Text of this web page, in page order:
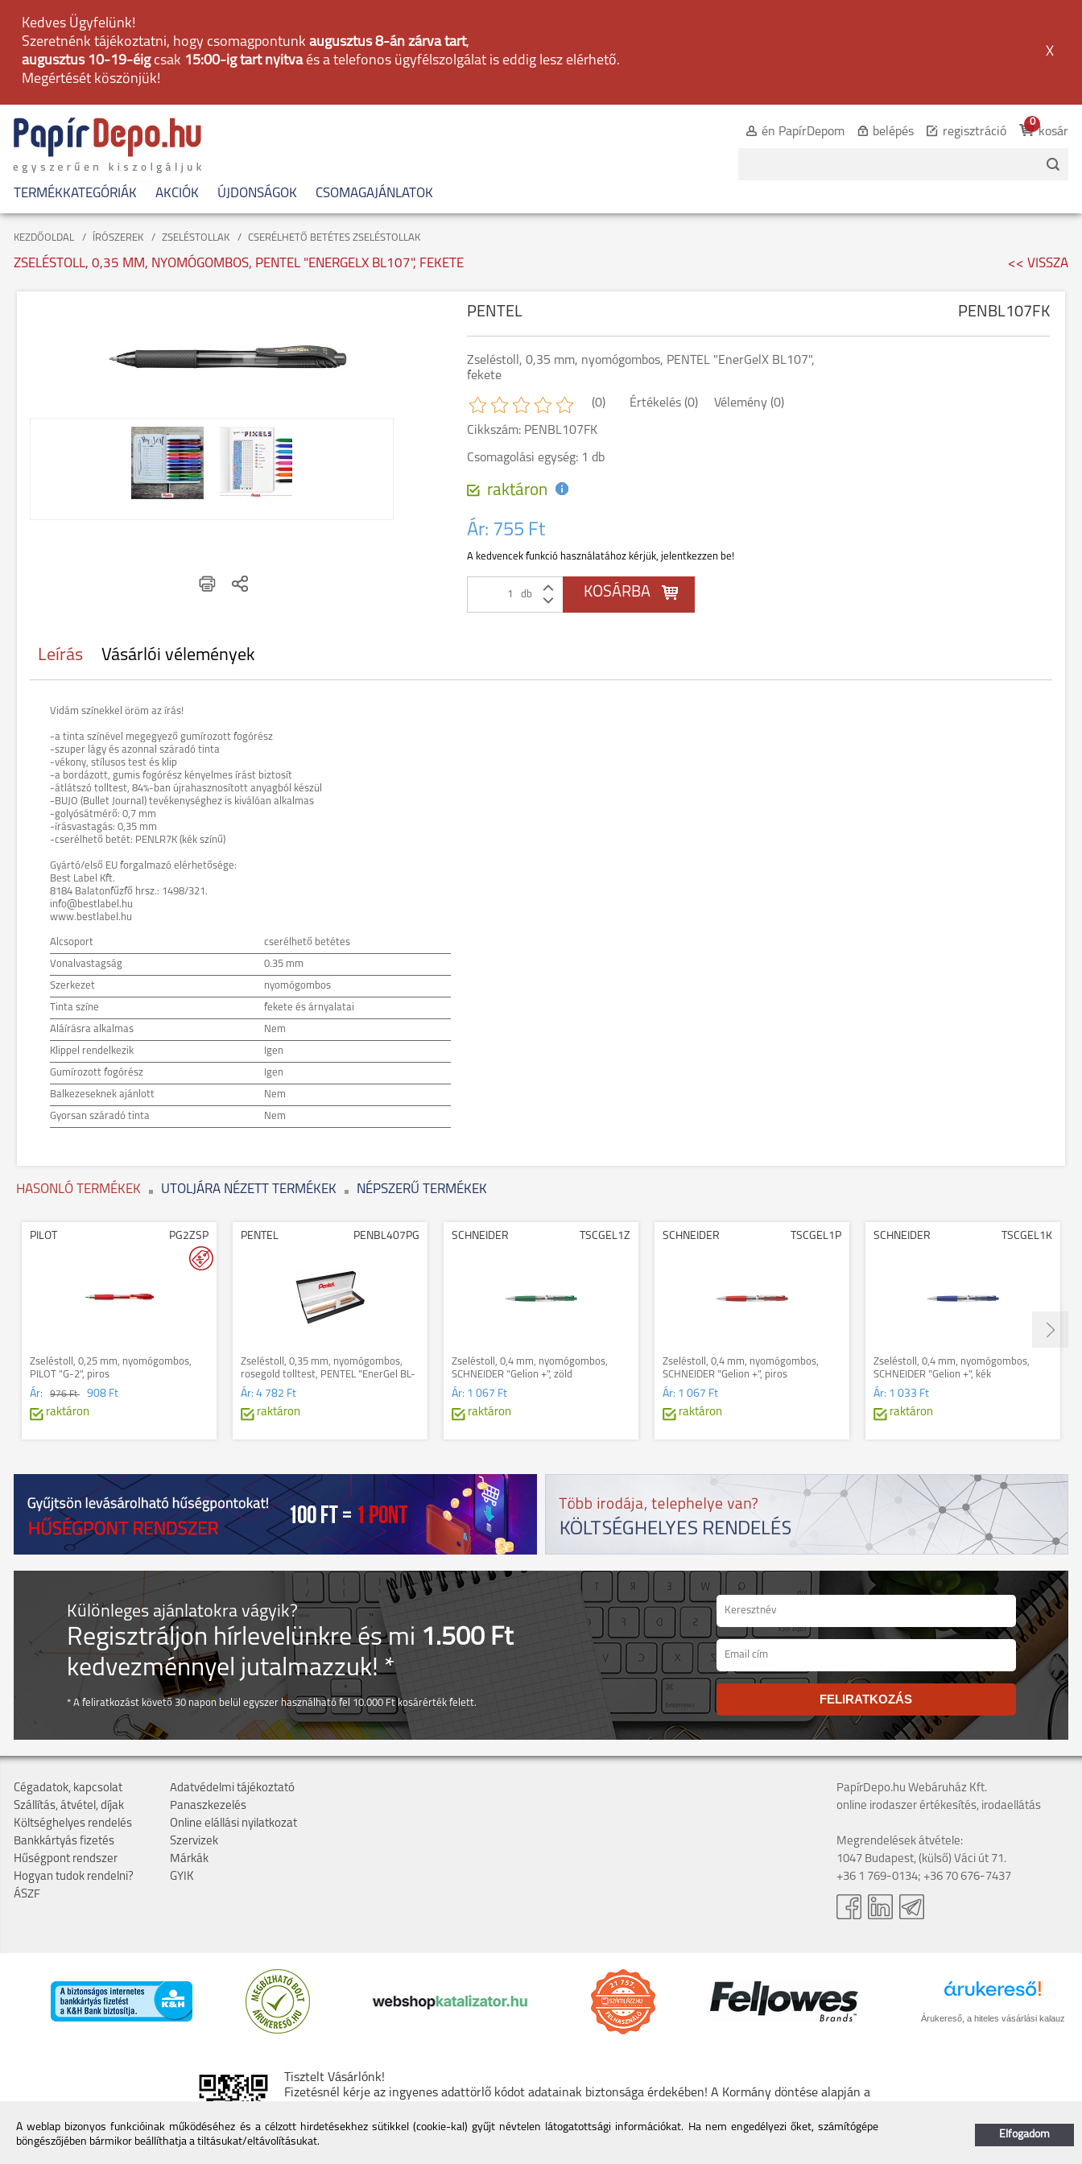
Kedves Ügyfelünk!
Szeretnénk tájékoztatni, hogy csomagpontunk augusztus 8-án zárva tart,
augusztus 10-19-éig csak 15:00-ig tart nyitvaés a telefonos ügyfélszolgálat is eddig lesz elérhető.
Megértését köszönjük!
X
én PapírDepom belépés regisztráció kosár
0
TERMÉKKATEGÓRIÁK AKCIÓK ÚJDONSÁGOK CSOMAGAJÁNLATOK
KEZDŐOLDAL ÍRÓSZEREK ZSELÉSTOLLAK CSERÉLHETŐ BETÉTES ZSELÉSTOLLAK
ZSELÉSTOLL, 0,35 MM, NYOMÓGOMBOS, PENTEL "ENERGELX BL107", FEKETE << VISSZA
PENTEL PENBL107FK
Zseléstoll, 0,35 mm, nyomógombos, PENTEL "EnerGelX BL107",
fekete
(0) Értékelés (0) Vélemény (0)
Cikkszám: PENBL107FK
Csomagolási egység: 1 db
raktáron
Ár: 755 Ft
A kedvencek funkció használatához kérjük, jelentkezzen be!
db
Leírás Vásárlói vélemények
Vidám színekkel öröm az írás!
-a tinta színével megegyező gumírozott fogórész
-szuper lágy és azonnal száradó tinta
-vékony, stílusos test és klip
-a bordázott, gumis fogórész kényelmes írást biztosít
-átlátszó tolltest, 84%-ban újrahasznosított anyagból készül
-BUJO (Bullet Journal) tevékenységhez is kiválóan alkalmas
-golyósátmérő: 0,7 mm
-írásvastagás: 0,35 mm
-cserélhető betét: PENLR7K (kék színű)
Gyártó/első EU forgalmazó elérhetősége:
Best Label Kft.
8184 Balatonfűzfő hrsz.: 1498/321.
info@bestlabel.hu
www.bestlabel.hu
Alcsoport cserélhető betétes
Vonalvastagság 0.35 mm
Szerkezet nyomógombos
Tinta színe fekete és árnyalatai
Aláírásra alkalmas Nem
Klippel rendelkezik Igen
Gumírozott fogórész Igen
Balkezeseknek ajánlott Nem
Gyorsan száradó tinta Nem
HASONLÓ TERMÉKEK UTOLJÁRA NÉZETT TERMÉKEK NÉPSZERŰ TERMÉKEK
PILOT PG2ZSP
Zseléstoll, 0,25 mm, nyomógombos,
PILOT "G-2", piros
Ár: 976 Ft
908 Ft
raktáron
PENTEL PENBL407PG
Zseléstoll, 0,35 mm, nyomógombos,
rosegold tolltest, PENTEL "EnerGel BL-
407" fekete, ajándék kék tollbetéttel
Ár: 4 782 Ft
raktáron
SCHNEIDER TSCGEL1Z
Zseléstoll, 0,4 mm, nyomógombos,
SCHNEIDER "Gelion +", zöld
Ár: 1 067 Ft
raktáron
SCHNEIDER TSCGEL1P
Zseléstoll, 0,4 mm, nyomógombos,
SCHNEIDER "Gelion +", piros
Ár: 1 067 Ft
raktáron
SCHNEIDER TSCGEL1K
Zseléstoll, 0,4 mm, nyomógombos,
SCHNEIDER "Gelion +", kék
Ár: 1 033 Ft
raktáron
Különleges ajánlatokra vágyik?
Regisztráljon hírlevelünkre és mi 1.500 Ft
kedvezménnyel jutalmazzuk! *
* A feliratkozást követő 30 napon belül egyszer használható fel 10.000 Ft kosárérték felett. FELIRATKOZÁS
Cégadatok, kapcsolat
Szállítás, átvétel, díjak
Költséghelyes rendelés
Bankkártyás fizetés
Hűségpont rendszer
Hogyan tudok rendelni?
ÁSZF
Adatvédelmi tájékoztató
Panaszkezelés
Online elállási nyilatkozat
Szervizek
Márkák
GYIK
PapírDepo.hu Webáruház Kft.
online irodaszer értékesítés, irodaellátás
Megrendelések átvétele:
1047 Budapest, (külső) Váci út 71.
+36 1 769-0134; +36 70 676-7437
Árukereső, a hiteles vásárlási kalauz
Tisztelt Vásárlónk!
Fizetésnél kérje az ingyenes adattörlő kódot adatainak biztonsága érdekében! A Kormány döntése alapján a
További információk a Nemzeti Média- és Hírközlési Hatóság honlapján:https://nmhh.hu/veglegestorles
A weblap bizonyos funkcióinak működéséhez és a célzott hirdetésekhez sütikkel (cookie-kal) gyűjt névtelen látogatottsági információkat. Ha nem engedélyezi őket, számítógépe
böngészőjében bármikor beállíthatja a tiltásukat/eltávolításukat.
Elfogadom